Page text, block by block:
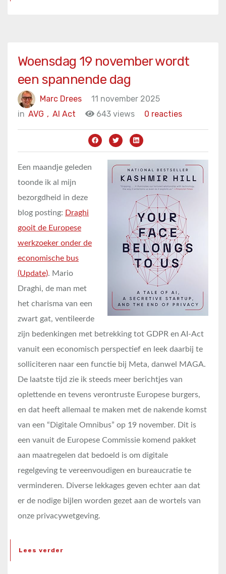
Woensdag 19 november wordt
een spannende dag
Marc Drees
11 november 2025
in
AI Act
AVG , 643 views 0 reacties
Een maandje geleden
toonde ik al mijn
bezorgdheid in deze
blog posting: Draghi
gooit de Europese
werkzoeker onder de
economische bus
(Update). Mario
Draghi, de man met
het charisma van een
zwart gat, ventileerde
zijn bedenkingen met betrekking tot GDPR en AI-Act
vanuit een economisch perspectief en leek daarbij te
solliciteren naar een functie bij Meta, danwel MAGA.
De laatste tijd zie ik steeds meer berichtjes van
oplettende en tevens verontruste Europese burgers,
en dat heeft allemaal te maken met de nakende komst
van een “Digitale Omnibus” op 19 november. Dit is
een vanuit de Europese Commissie komend pakket
aan maatregelen dat bedoeld is om digitale
regelgeving te vereenvoudigen en bureaucratie te
verminderen. Diverse lekkages geven echter aan dat
er de nodige bijlen worden gezet aan de wortels van
onze privacywetgeving.
Lees verder